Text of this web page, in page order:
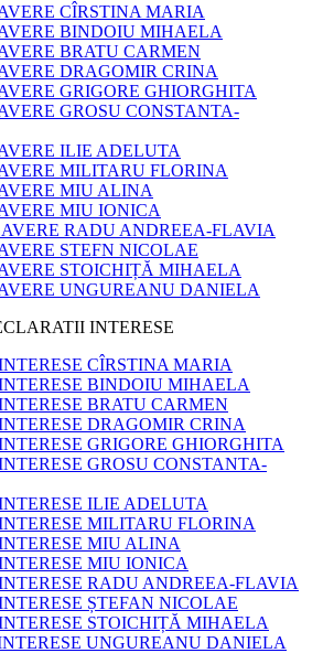
CÎRSTINA MARIA
BINDOIU MIHAELA
BRATU CARMEN
DRAGOMIR CRINA
GRIGORE GHIORGHITA
GROSU CONSTANTA-
ILIE ADELUTA
MILITARU FLORINA
MIU ALINA
MIU IONICA
RADU ANDREEA-FLAVIA
STEFN NICOLAE
STOICHIȚĂ MIHAELA
UNGUREANU DANIELA
INTERESE
CÎRSTINA MARIA
BINDOIU MIHAELA
BRATU CARMEN
DRAGOMIR CRINA
GRIGORE GHIORGHITA
GROSU CONSTANTA-
ILIE ADELUTA
MILITARU FLORINA
MIU ALINA
MIU IONICA
RADU ANDREEA-FLAVIA
ȘTEFAN NICOLAE
STOICHIȚĂ MIHAELA
UNGUREANU DANIELA